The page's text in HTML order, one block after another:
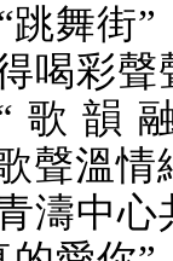
舞街”
喝彩聲
歌韻
聲溫情
濤中心